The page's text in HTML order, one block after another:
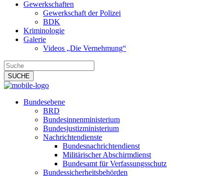
Gewerkschaften
Gewerkschaft der Polizei
BDK
Kriminologie
Galerie
Videos „Die Vernehmung“
Bundesebene
BRD
Bundesinnenministerium
Bundesjustizministerium
Nachrichtendienste
Bundesnachrichtendienst
Militärischer Abschirmdienst
Bundesamt für Verfassungsschutz
Bundessicherheitsbehörden